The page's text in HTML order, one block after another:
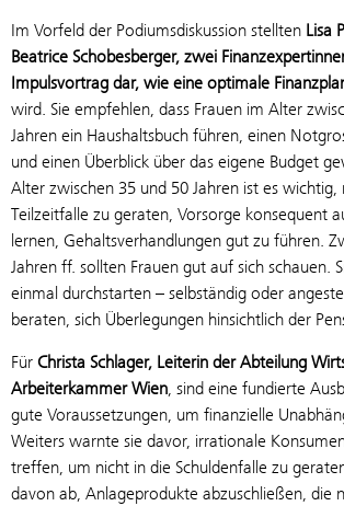
Im Vorfeld der Podiumsdiskussion stellten Lisa
Beatrice Schobesberger, zwei
Impulsvortrag dar, wie eine optimale
wird. Sie empfehlen, dass Frauen im Alter
Jahren ein Haushaltsbuch führen, einen
und einen Überblick über das eigene Budget
Alter zwischen 35 und 50 Jahren ist es wichtig,
Teilzeitfalle zu geraten, Vorsorge konsequent
lernen, Gehaltsverhandlungen gut zu führen.
Jahren ff. sollten Frauen gut auf sich schauen.
einmal durchstarten – selbständig oder
beraten, sich Überlegungen hinsichtlich der
Für Christa Schlager, Leiterin der Abteilung
Arbeiterkammer Wien, sind eine fundierte
gute Voraussetzungen, um finanzielle
Weiters warnte sie davor, irrationale
treffen, um nicht in die Schuldenfalle zu
davon ab, Anlageprodukte abzuschließen, die